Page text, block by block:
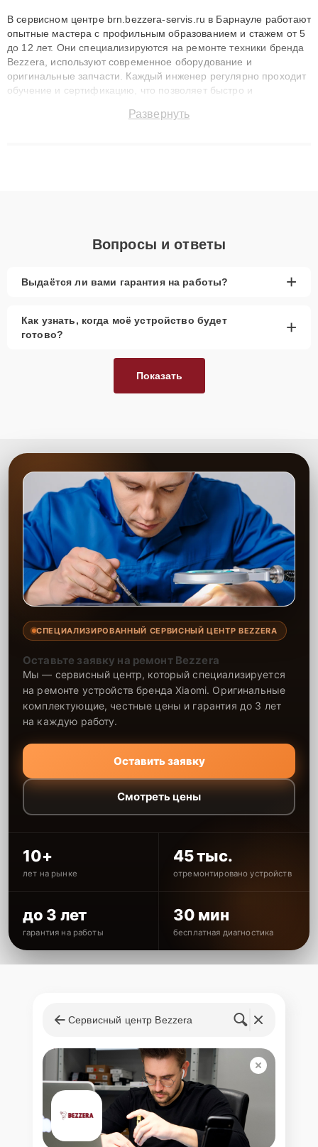
В сервисном центре brn.bezzera-servis.ru в Барнауле работают
опытные мастера с профильным образованием и стажем от 5
до 12 лет. Они специализируются на ремонте техники бренда
Bezzera, используют современное оборудование и
оригинальные запчасти. Каждый инженер регулярно проходит
обучение и сертификацию, что позволяет быстро и
сохранением гарантии до 3 лет. Наши мастера решают
Развернуть
Вопросы и ответы
Выдаётся ли вами гарантия на работы? +
Как узнать, когда моё устройство будет
готово?
+
Показать
СПЕЦИАЛИЗИРОВАННЫЙ СЕРВИСНЫЙ ЦЕНТР BEZZERA
Оставьте заявку на ремонт Bezzera
Мы — сервисный центр, который специализируется
на ремонте устройств бренда Xiaomi. Оригинальные
комплектующие, честные цены и гарантия до 3 лет
на каждую работу.
Оставить заявку
Смотреть цены
10+
лет на рынке
45 тыс.
отремонтировано устройств
до 3 лет
гарантия на работы
30 мин
бесплатная диагностика
Сервисный центр Bezzera